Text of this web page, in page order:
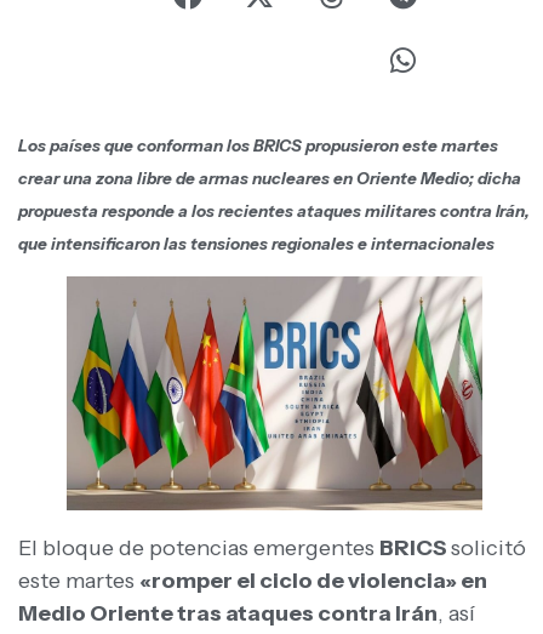
Los países que conforman los BRICS propusieron este martes
crear una zona libre de armas nucleares en Oriente Medio; dicha
propuesta responde a los recientes ataques militares contra Irán,
que intensificaron las tensiones regionales e internacionales
El bloque de potencias emergentes BRICSsolicitó
este martes «romper el ciclo de violencia» en
Medio Oriente tras ataques contra Irán, así